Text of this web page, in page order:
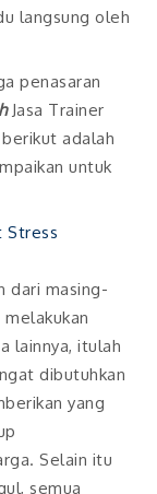
langsung oleh
penasaran
Jasa Trainer
adalah
untuk
Stress
dari masing-
lainnya, itulah
dibutuhkan
yang
Selain itu
semua